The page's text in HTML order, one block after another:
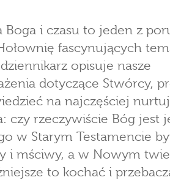
Boga i czasu to jeden z
fascynujących
opisuje nasze
dotyczące Stwórcy,
na najczęściej
czy rzeczywiście Bóg jest
w Starym Testamencie
i mściwy, a w Nowym
to kochać i